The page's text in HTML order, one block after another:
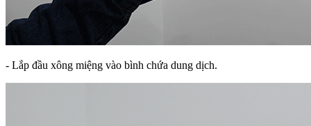
- Lắp đầu xông miệng vào bình chứa dung dịch.